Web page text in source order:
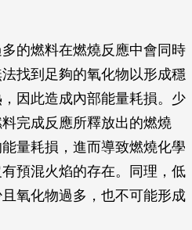
的燃料在燃燒反應中會同時
找到足夠的氧化物以形成穩
因此造成內部能量耗損。少
完成反應所釋放出的燃燒
量耗損，進而導致燃燒化學
預混火焰的存在。同理，低
氧化物過多，也不可能形成